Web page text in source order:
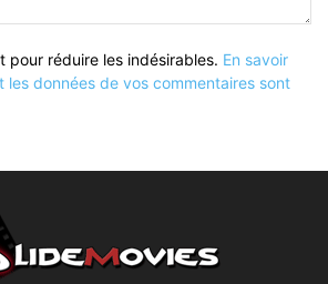
pour réduire les indésirables. En savoir
les données de vos commentaires sont